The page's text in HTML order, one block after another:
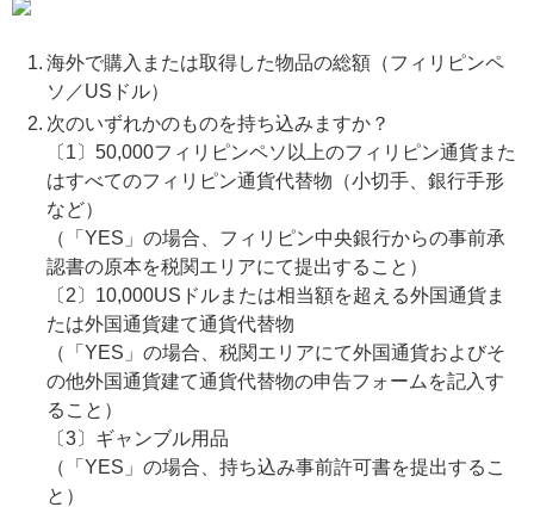
海外で購入または取得した物品の総額（フィリピンペ
ソ／USドル）
次のいずれかのものを持ち込みますか？
〔1〕50,000フィリピンペソ以上のフィリピン通貨また
はすべてのフィリピン通貨代替物（小切手、銀行手形
など）
（「YES」の場合、フィリピン中央銀行からの事前承
認書の原本を税関エリアにて提出すること）
〔2〕10,000USドルまたは相当額を超える外国通貨ま
たは外国通貨建て通貨代替物
（「YES」の場合、税関エリアにて外国通貨およびそ
の他外国通貨建て通貨代替物の申告フォームを記入す
ること）
〔3〕ギャンブル用品
（「YES」の場合、持ち込み事前許可書を提出するこ
と）